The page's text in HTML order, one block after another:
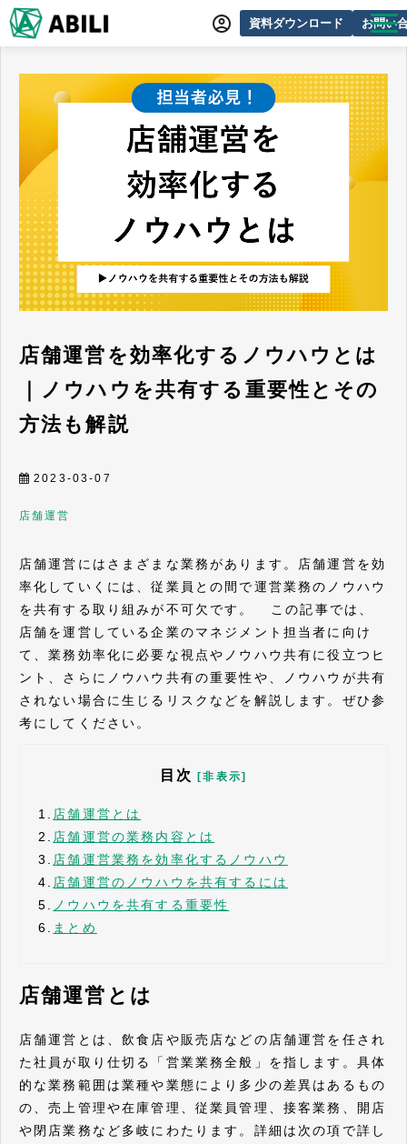
資料ダウンロード お問い
サービス一覧
オンラインデモ
導入事例
セミナー・イベント情報
できるをふやす研究所
店舗運営を効率化するノウハウとは
｜ノウハウを共有する重要性とその
方法も解説
2023-03-07
店舗運営
店舗運営にはさまざまな業務があります。店舗運営を効
率化していくには、従業員との間で運営業務のノウハウ
を共有する取り組みが不可欠です。 この記事では、
店舗を運営している企業のマネジメント担当者に向け
て、業務効率化に必要な視点やノウハウ共有に役立つヒ
ント、さらにノウハウ共有の重要性や、ノウハウが共有
されない場合に生じるリスクなどを解説します。ぜひ参
考にしてください。
目次 [非表示]
1.
店舗運営とは
2.
店舗運営の業務内容とは
3.
店舗運営業務を効率化するノウハウ
4.
店舗運営のノウハウを共有するには
5.
ノウハウを共有する重要性
6.
まとめ
店舗運営とは
店舗運営とは、飲食店や販売店などの店舗運営を任され
た社員が取り仕切る「営業業務全般」を指します。具体
的な業務範囲は業種や業態により多少の差異はあるもの
の、売上管理や在庫管理、従業員管理、接客業務、開店
や閉店業務など多岐にわたります。詳細は次の項で詳し